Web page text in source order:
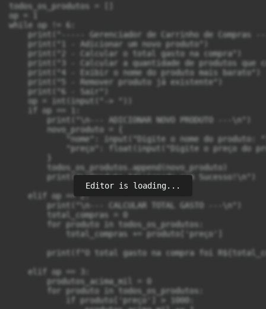
todos_os_produtos = []
op = 1
while op != 6:
print("----- Gerenciador de Carrinho de Compras
    print("1 - Adicionar um novo produto")
    print("2 - Calcular o total gasto na compra")
print("3 - Calcular a quantidade de produtos que
    print("4 - Exibir o nome do produto mais barato")
    print("5 - Remover produto já existente")
    print("6 - Sair")
    op = int(input("-> "))
    if op == 1:
        print("\n--- ADICIONAR NOVO PRODUTO ---\n")
        novo_produto = {
"nome": input("Digite o nome do produto:
"preço": float(input("Digite o preço do
        todos_os_produtos.append(novo_produto)
        print("\nProduto Adicionado com Sucesso!\n")
    elif op == 2:
        print("\n--- CALCULAR TOTAL GASTO ---\n")
        total_compras = 0
        for produto in todos_os_produtos:
            total_compras += produto['preço']
print(f"O total gasto na compra foi
    elif op == 3:
        produtos_acima_mil = 0
        for produto in todos_os_produtos:
            if produto['preço'] > 1000:
Editor is loading...